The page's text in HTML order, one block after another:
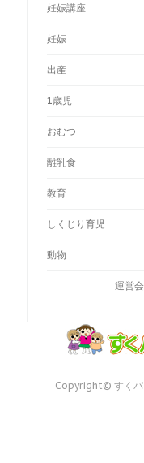
妊娠講座
妊娠
出産
1歳児
おむつ
離乳食
教育
しくじり育児
動物
運営
Copyright© すくパ